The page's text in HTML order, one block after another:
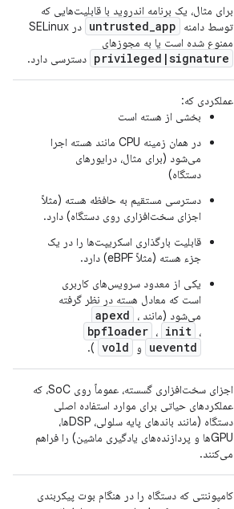
برای مثال، یک برنامه اندروید با قابلیت‌هایی که
توسط دامنه
untrusted_app
در SELinux
ممنوع شده است یا به مجوزهای
privileged |signature دسترسی دارد.
عملکردی که:
بخشی از هسته است
در همان زمینه CPU مانند هسته اجرا
می‌شود (برای مثال، درایورهای
دستگاه)
دسترسی مستقیم به حافظه هسته (مثلاً
اجزای سخت‌افزاری روی دستگاه) دارد.
قابلیت بارگذاری اسکریپت‌ها را در یک
جزء هسته (مثلاً eBPF) دارد.
یکی از معدود سرویس‌های کاربری
است که معادل هسته در نظر گرفته
می‌شود (مانند
apexd ،
bpfloader ، init ،
ueventd و vold
).
اجزای سخت‌افزاری گسسته، عموماً روی SoC، که
عملکردهای حیاتی برای موارد استفاده اصلی
دستگاه (مانند باندهای پایه سلولی، DSPها،
GPUها و پردازنده‌های یادگیری ماشین) را فراهم
می‌کنند.
کامپوننتی که دستگاه را در هنگام بوت پیکربندی